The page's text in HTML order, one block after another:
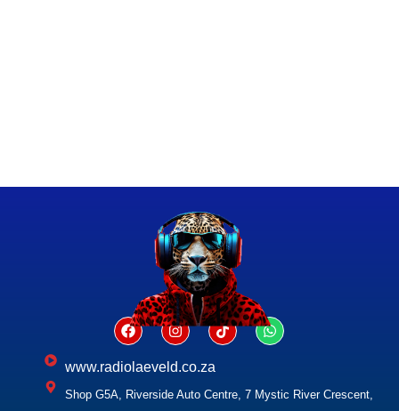
www.radiolaeveld.co.za
Shop G5A, Riverside Auto Centre, 7 Mystic River Crescent,